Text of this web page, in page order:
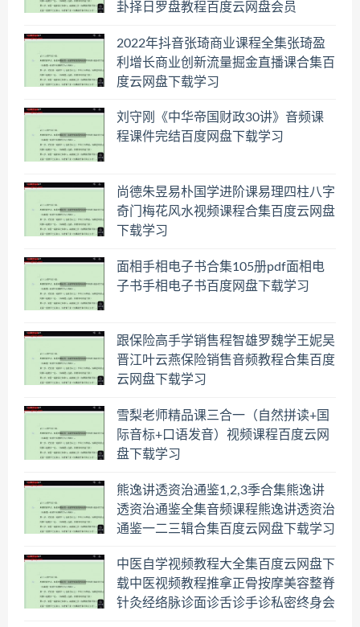
卦择日罗盘教程百度云网盘会员
2022年抖音张琦商业课程全集张琦盈
利增长商业创新流量掘金直播课合集百
度云网盘下载学习
刘守刚《中华帝国财政30讲》音频课
程课件完结百度网盘下载学习
尚德朱昱易朴国学进阶课易理四柱八字
奇门梅花风水视频课程合集百度云网盘
下载学习
面相手相电子书合集105册pdf面相电
子书手相电子书百度网盘下载学习
跟保险高手学销售程智雄罗魏学王妮吴
晋江叶云燕保险销售音频教程合集百度
云网盘下载学习
雪梨老师精品课三合一（自然拼读+国
际音标+口语发音）视频课程百度云网
盘下载学习
熊逸讲透资治通鉴1,2,3季合集熊逸讲
透资治通鉴全集音频课程熊逸讲透资治
通鉴一二三辑合集百度云网盘下载学习
中医自学视频教程大全集百度云网盘下
载中医视频教程推拿正骨按摩美容整脊
针灸经络脉诊面诊舌诊手诊私密终身会